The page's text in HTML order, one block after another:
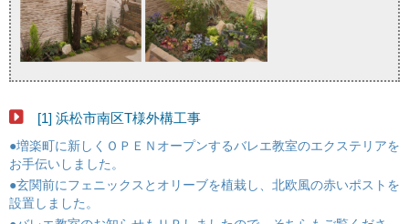
[1] 浜松市南区T様外構工事
●増楽町に新しくＯＰＥＮオープンするバレエ教室のエクステリアを
お手伝いしました。
●玄関前にフェニックスとオリーブを植栽し、北欧風の赤いポストを
設置しました。